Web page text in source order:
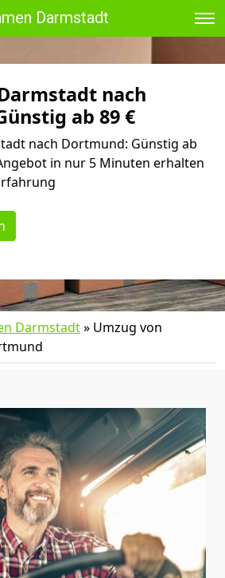
Darmstadt
nach
ab 89 €
nach Dortmund: Günstig ab
in nur 5 Minuten erhalten
Darmstadt» Umzug von